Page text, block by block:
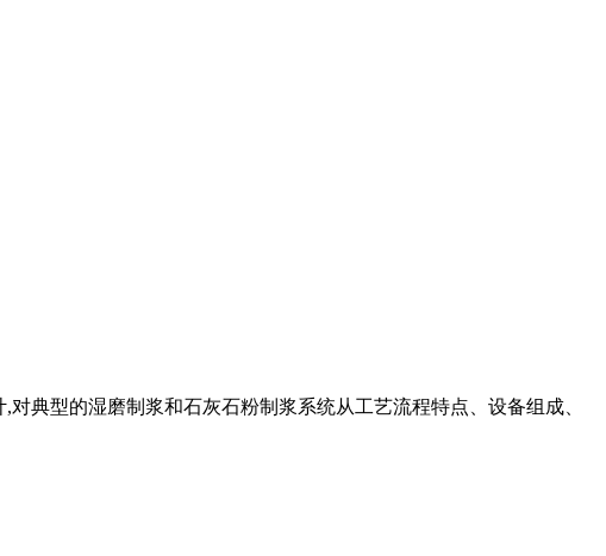
典型的湿磨制浆和石灰石粉制浆系统从工艺流程特点、设备组成、